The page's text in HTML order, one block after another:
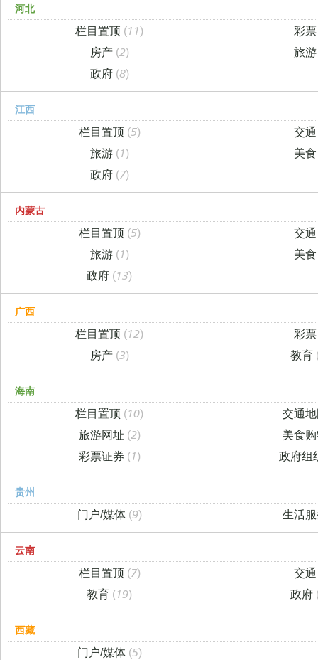
河北
栏目置顶 (11)
彩
房产 (2)
旅
政府 (8)
江西
栏目置顶 (5)
交
旅游 (1)
美
政府 (7)
内蒙古
栏目置顶 (5)
交
旅游 (1)
美
政府 (13)
广西
栏目置顶 (12)
彩
房产 (3) 教育
海南
栏目置顶 (10)
交通
旅游网址 (2)
美食
彩票证券 (1) 政府组
贵州
门户/媒体 (9) 生活
云南
栏目置顶 (7)
交
教育 (19) 政府
西藏
门户/媒体 (5)